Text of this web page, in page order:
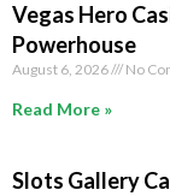
Vegas Hero
Powerhouse
August 6, 2026 No
Read More »
Slots Gallery